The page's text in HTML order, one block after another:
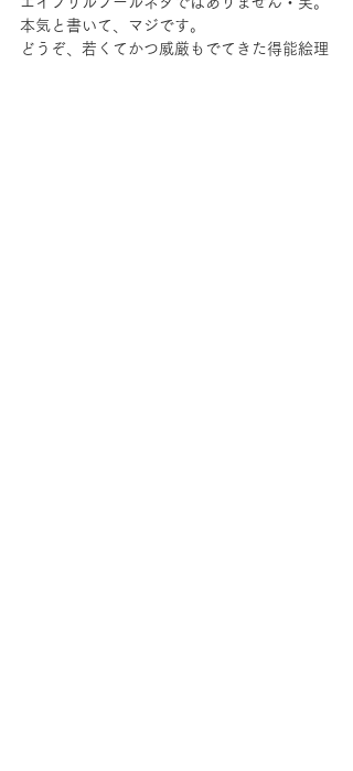
本気と書いて、マジです。
どうぞ、若くてかつ威厳もでてきた得能絵理